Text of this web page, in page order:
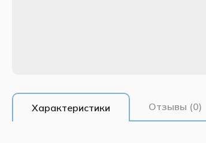
Характеристики Отзывы (0)